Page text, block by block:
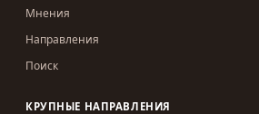
Мнения
Направления
Поиск
КРУПНЫЕ НАПРАВЛЕНИЯ